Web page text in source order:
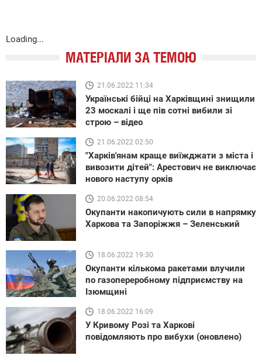
Loading...
МАТЕРІАЛИ ЗА ТЕМОЮ
21.06.2022 11:34
Українські бійці на Харківщині знищили
23 москалі і ще пів сотні вибили зі
строю – відео
21.06.2022 02:50
"Харків'янам краще виїжджати з міста і
вивозити дітей": Арестович не виключає
нового наступу орків
20.06.2022 08:54
Окупанти накопичують сили в напрямку
Харкова та Запоріжжя – Зеленський
18.06.2022 19:30
Окупанти кількома ракетами влучили
по газопереробному підприємству на
Ізюмщині
18.06.2022 16:09
У Кривому Розі та Харкові
повідомляють про вибухи (оновлено)